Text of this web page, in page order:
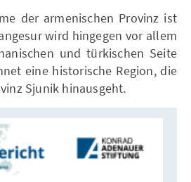
der armenischen Provinz ist
wird hingegen vor allem
und türkischen Seite
eine historische Region, die
Sjunik hinausgeht.